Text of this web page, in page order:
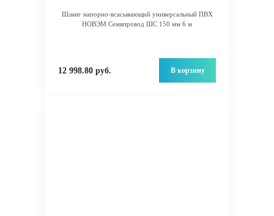
Шланг напорно-всасывающий универсальный ПВХ
НОВЭМ Семяпровод ШС 150 мм 6 м
12 998.80 руб. В корзину